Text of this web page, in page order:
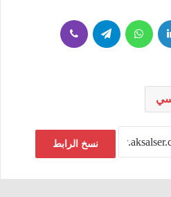
لينكدإن واتساب تيلقرام
نسخ الرابط